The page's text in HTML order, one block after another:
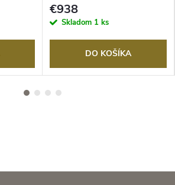
OUTDOORCHEF
€938
Skladom 1 ks
DO KOŠÍKA